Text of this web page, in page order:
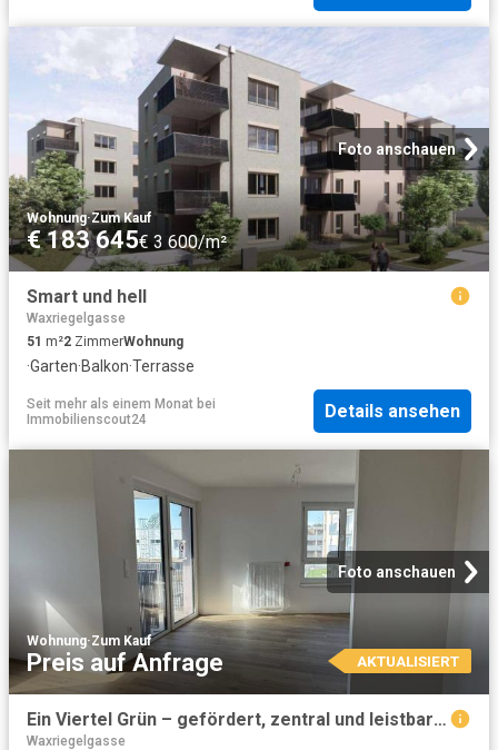
Foto anschauen
Wohnung·Zum Kauf
€ 183 645€ 3 600/m²
Smart und hell
Waxriegelgasse
51 m²2 ZimmerWohnung
·Garten·Balkon·Terrasse
Seit mehr als einem Monat bei
Immobilienscout24
Details ansehen
Foto anschauen
Wohnung·Zum Kauf
Preis auf Anfrage AKTUALISIERT
Ein Viertel Grün – gefördert, zentral und leistbar Wohnen
Waxriegelgasse